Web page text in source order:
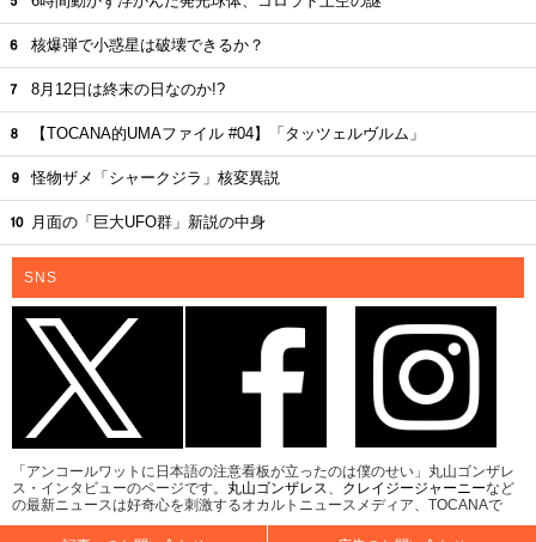
核爆弾で小惑星は破壊できるか？
8月12日は終末の日なのか!?
【TOCANA的UMAファイル #04】「タッツェルヴルム」
怪物ザメ「シャークジラ」核変異説
月面の「巨大UFO群」新説の中身
SNS
「アンコールワットに日本語の注意看板が立ったのは僕のせい」丸山ゴンザレ
ス・インタビューのページです。 丸山ゴンザレス、 クレイジージャーニーなど
の最新ニュースは好奇心を刺激するオカルトニュースメディア、TOCANAで